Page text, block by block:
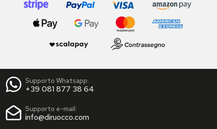
Supporto Whatsapp:
+39 081 877 38 64
Supporto e-mail:
info@diruocco.com